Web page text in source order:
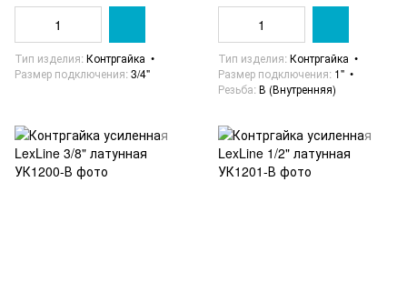
Тип изделия Контргайка
Размер подключения 3/4"
Тип изделия Контргайка
Размер подключения 1"
Резьба В (Внутренняя)